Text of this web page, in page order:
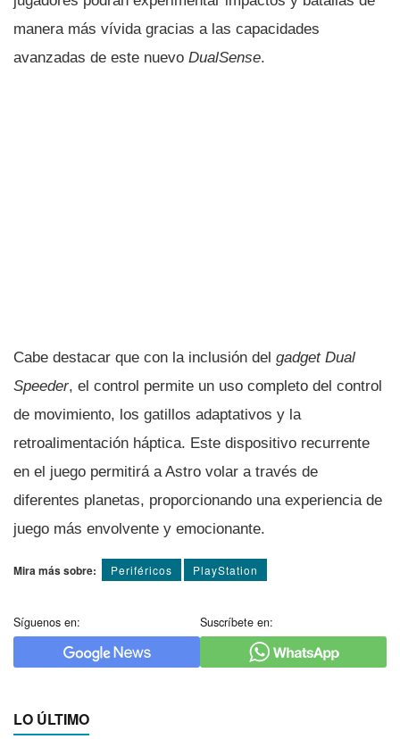
manera más vívida gracias a las capacidades
avanzadas de este nuevo DualSense.
Cabe destacar que con la inclusión del gadget Dual
Speeder, el control permite un uso completo del control
de movimiento, los gatillos adaptativos y la
retroalimentación háptica. Este dispositivo recurrente
en el juego permitirá a Astro volar a través de
diferentes planetas, proporcionando una experiencia de
juego más envolvente y emocionante.
Mira más sobre: Periféricos PlayStation
Síguenos en: Suscríbete en:
LO ÚLTIMO